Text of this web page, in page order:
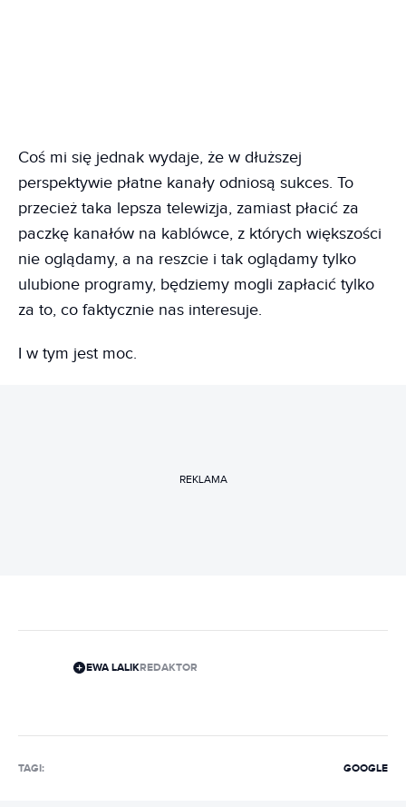
Coś mi się jednak wydaje, że w dłuższej
perspektywie płatne kanały odniosą sukces. To
przecież taka lepsza telewizja, zamiast płacić za
paczkę kanałów na kablówce, z których większości
nie oglądamy, a na reszcie i tak oglądamy tylko
ulubione programy, będziemy mogli zapłacić tylko
za to, co faktycznie nas interesuje.
I w tym jest moc.
REKLAMA
EWA LALIKREDAKTOR
TAGI: GOOGLE